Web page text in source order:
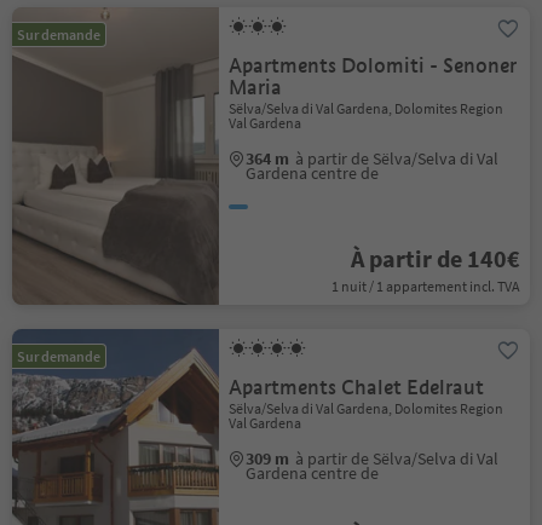
Sur demande
Apartments Dolomiti - Senoner
Maria
Sëlva/Selva di Val Gardena, Dolomites Region
Val Gardena
364 m à partir de Sëlva/Selva di Val
Gardena centre de
À partir de 140€
1 nuit / 1 appartement incl. TVA
Sur demande
Apartments Chalet Edelraut
Sëlva/Selva di Val Gardena, Dolomites Region
Val Gardena
309 m à partir de Sëlva/Selva di Val
Gardena centre de